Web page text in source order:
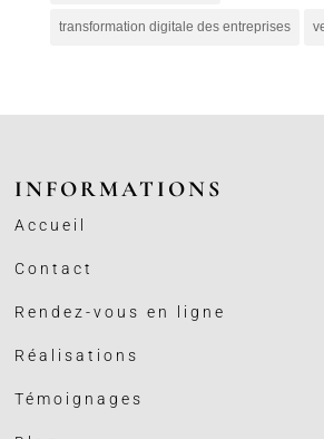
transformation digitale des entreprises
INFORMATIONS
Accueil
Contact
Rendez-vous en ligne
Réalisations
Témoignages